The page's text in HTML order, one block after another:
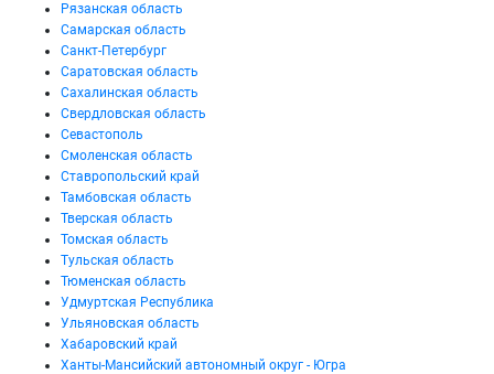
Рязанская область
Самарская область
Санкт-Петербург
Саратовская область
Сахалинская область
Свердловская область
Севастополь
Смоленская область
Ставропольский край
Тамбовская область
Тверская область
Томская область
Тульская область
Тюменская область
Удмуртская Республика
Ульяновская область
Хабаровский край
Ханты-Мансийский автономный округ - Югра